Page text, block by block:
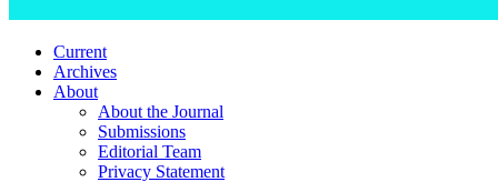
Current
Archives
About
About the Journal
Submissions
Editorial Team
Privacy Statement